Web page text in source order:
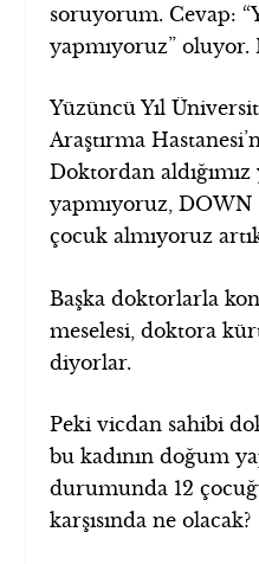
soruyorum. Cevap:
yapmıyoruz” oluyor.
Yüzüncü Yıl
Araştırma
Doktordan aldığımız
yapmıyoruz,
çocuk almıyoruz
Başka doktorlarla
meselesi, doktora
diyorlar.
Peki vicdan sahibi
bu kadının doğum
durumunda 12
karşısında ne olacak?